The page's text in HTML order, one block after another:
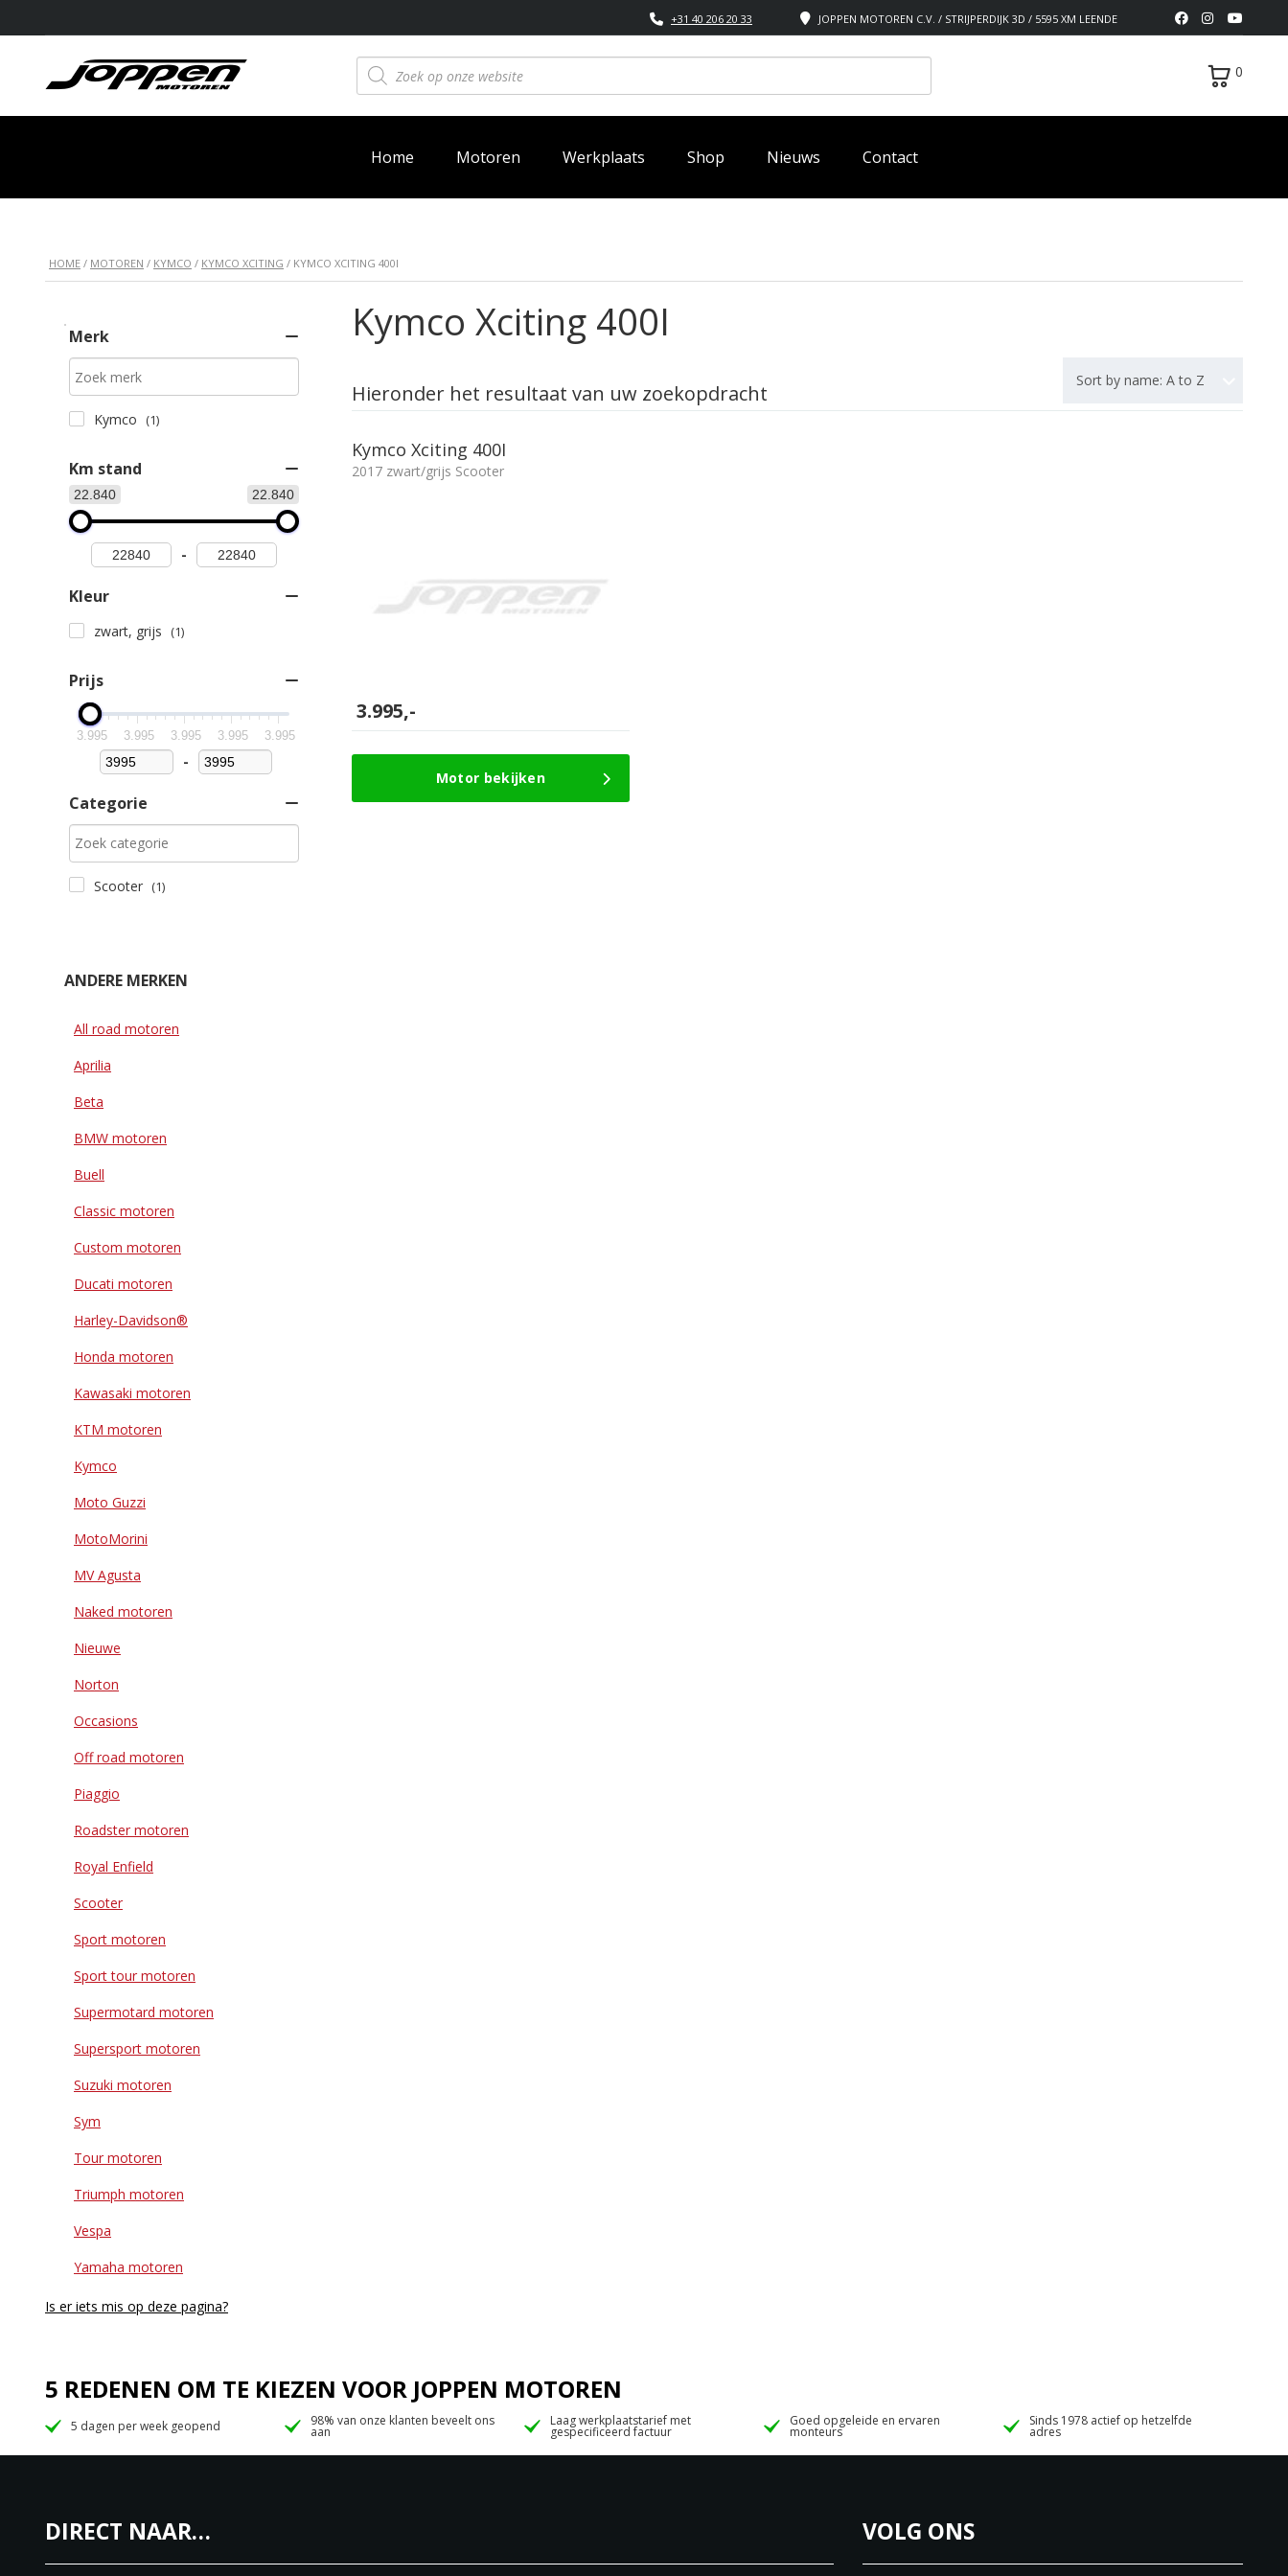
JOPPEN MOTOREN C.V. / STRIJPERDIJK 3D / 5595 XM LEENDE
+31 40 206 20 33
Producten
zoeken 0
Home Motoren Werkplaats Shop Nieuws Contact
HOME / MOTOREN / KYMCO / KYMCO XCITING / KYMCO XCITING 400I
Kymco Xciting 400I
Hieronder het resultaat van uw zoekopdracht
Sort by name: A to Z
Kymco Xciting 400I
2017 zwart/grijs Scooter
3.995,-
Motor bekijken
Merk
Kymco (1)
Km stand
22.840 22.840
-
Kleur
zwart, grijs (1)
Prijs
3.995 3.995 3.995 3.995 3.995
Minimum Price
-Maximum Price
Categorie
Scooter (1)
ANDERE MERKEN
All road motoren
Aprilia
Beta
BMW motoren
Buell
Classic motoren
Custom motoren
Ducati motoren
Harley-Davidson®
Honda motoren
Kawasaki motoren
KTM motoren
Kymco
Moto Guzzi
MotoMorini
MV Agusta
Naked motoren
Nieuwe
Norton
Occasions
Off road motoren
Piaggio
Roadster motoren
Royal Enfield
Scooter
Sport motoren
Sport tour motoren
Supermotard motoren
Supersport motoren
Suzuki motoren
Sym
Tour motoren
Triumph motoren
Vespa
Yamaha motoren
Is er iets mis op deze pagina?
5 REDENEN OM TE KIEZEN VOOR JOPPEN MOTOREN
5 dagen per week geopend 98% van onze klanten beveelt ons
aan
Laag werkplaatstarief met
gespecificeerd factuur
Goed opgeleide en ervaren
monteurs
Sinds 1978 actief op hetzelfde
adres
DIRECT NAAR… VOLG ONS